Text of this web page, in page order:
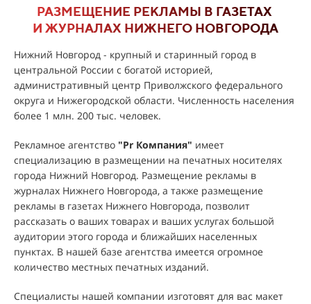
РАЗМЕЩЕНИЕ РЕКЛАМЫ В ГАЗЕТАХ
И ЖУРНАЛАХ НИЖНЕГО НОВГОРОДА
Нижний Новгород - крупный и старинный город в
центральной России с богатой историей,
административный центр Приволжского федерального
округа и Нижегородской области. Численность населения
более 1 млн. 200 тыс. человек.
Рекламное агентство "Pr Компания" имеет
специализацию в размещении на печатных носителях
города Нижний Новгород. Размещение рекламы в
журналах Нижнего Новгорода, а также размещение
рекламы в газетах Нижнего Новгорода, позволит
рассказать о ваших товарах и ваших услугах большой
аудитории этого города и ближайших населенных
пунктах. В нашей базе агентства имеется огромное
количество местных печатных изданий.
Специалисты нашей компании изготовят для вас макет